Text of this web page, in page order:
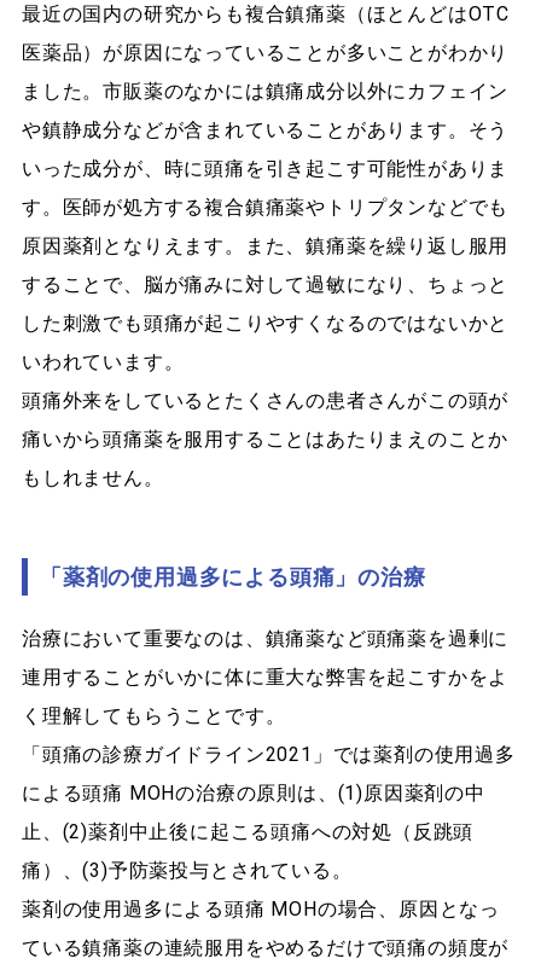
最近の国内の研究からも複合鎮痛薬（ほとんどはOTC
医薬品）が原因になっていることが多いことがわかり
ました。市販薬のなかには鎮痛成分以外にカフェイン
や鎮静成分などが含まれていることがあります。そう
いった成分が、時に頭痛を引き起こす可能性がありま
す。医師が処方する複合鎮痛薬やトリプタンなどでも
原因薬剤となりえます。また、鎮痛薬を繰り返し服用
することで、脳が痛みに対して過敏になり、ちょっと
した刺激でも頭痛が起こりやすくなるのではないかと
いわれています。
頭痛外来をしているとたくさんの患者さんがこの頭が
痛いから頭痛薬を服用することはあたりまえのことか
もしれません。
「薬剤の使用過多による頭痛」の治療
治療において重要なのは、鎮痛薬など頭痛薬を過剰に
連用することがいかに体に重大な弊害を起こすかをよ
く理解してもらうことです。
「頭痛の診療ガイドライン2021」では薬剤の使用過多
による頭痛 MOHの治療の原則は、(1)原因薬剤の中
止、(2)薬剤中止後に起こる頭痛への対処（反跳頭
痛）、(3)予防薬投与とされている。
薬剤の使用過多による頭痛 MOHの場合、原因となっ
ている鎮痛薬の連続服用をやめるだけで頭痛の頻度が